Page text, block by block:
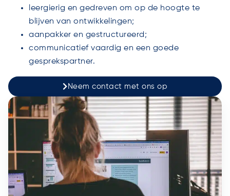
leergierig en gedreven om op de hoogte te
blijven van ontwikkelingen;
aanpakker en gestructureerd;
communicatief vaardig en een goede
gesprekspartner.
Neem contact met ons op